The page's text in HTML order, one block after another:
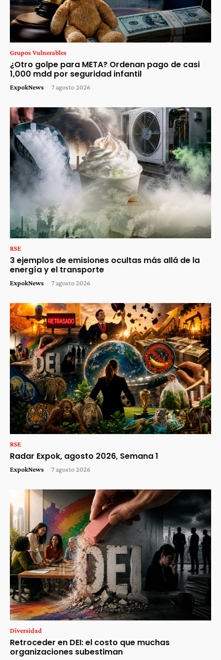
Grupos Vulnerables
¿Otro golpe para META? Ordenan pago de casi
1,000 mdd por seguridad infantil
ExpokNews - 7 agosto 2026
RSE
3 ejemplos de emisiones ocultas más allá de la
energía y el transporte
ExpokNews - 7 agosto 2026
RSE
Radar Expok, agosto 2026, Semana 1
ExpokNews - 7 agosto 2026
Diversidad
Retroceder en DEI: el costo que muchas
organizaciones subestiman